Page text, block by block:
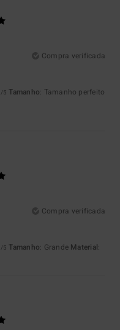
Compra verificada
/5 Tamanho: Tamanho perfeito
Compra verificada
/5 Tamanho: Grande Material: